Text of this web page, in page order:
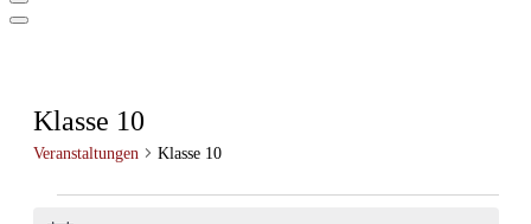
Klasse 10
Veranstaltungen Klasse 10